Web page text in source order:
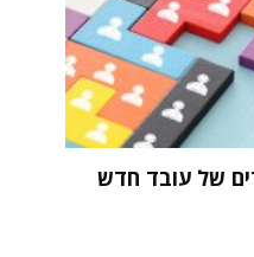
של עובד חדש